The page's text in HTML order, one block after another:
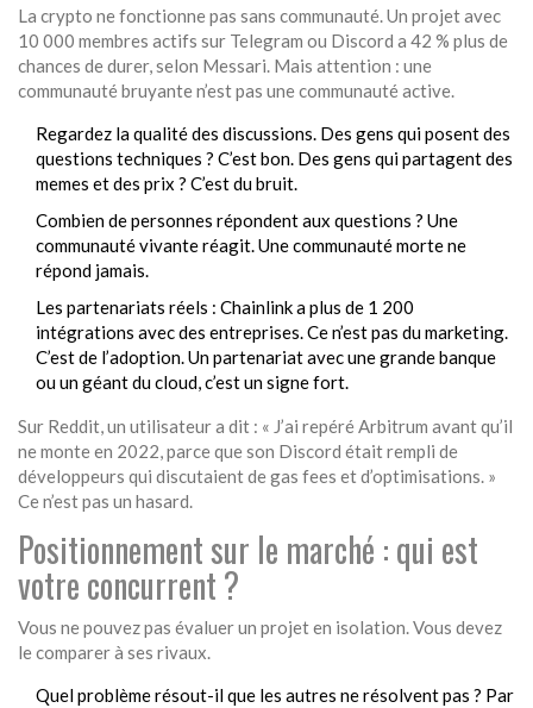
La crypto ne fonctionne pas sans communauté. Un projet avec
10 000 membres actifs sur Telegram ou Discord a 42 % plus de
chances de durer, selon Messari. Mais attention : une
communauté bruyante n’est pas une communauté active.
Regardez la qualité des discussions. Des gens qui posent des
questions techniques ? C’est bon. Des gens qui partagent des
memes et des prix ? C’est du bruit.
Combien de personnes répondent aux questions ? Une
communauté vivante réagit. Une communauté morte ne
répond jamais.
Les partenariats réels : Chainlink a plus de 1 200
intégrations avec des entreprises. Ce n’est pas du marketing.
C’est de l’adoption. Un partenariat avec une grande banque
ou un géant du cloud, c’est un signe fort.
Sur Reddit, un utilisateur a dit : « J’ai repéré Arbitrum avant qu’il
ne monte en 2022, parce que son Discord était rempli de
développeurs qui discutaient de gas fees et d’optimisations. »
Ce n’est pas un hasard.
Positionnement sur le marché : qui est
votre concurrent ?
Vous ne pouvez pas évaluer un projet en isolation. Vous devez
le comparer à ses rivaux.
Quel problème résout-il que les autres ne résolvent pas ? Par